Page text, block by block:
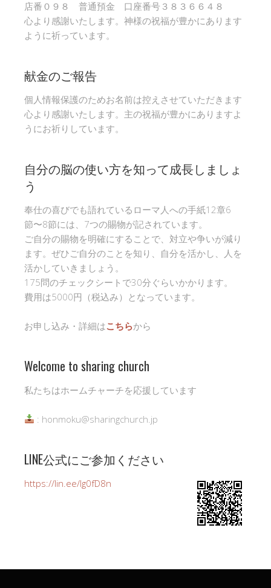
店番０９８ 普通預金 口座番号３８３６６４８
心より感謝いたします。神様の祝福が豊かにあります
ように祈っています。
献金のご報告
個人情報保護のためお名前は控えさせていただきます
心より感謝いたします。主の祝福が豊かにありますよ
うにお祈りしています。
自分の脳の使い方を知って成長しましょ
う
奉仕の喜びでも語れているローマ人への手紙12章6
節〜8節には、7つの賜物が記されています。
ご自分の賜物を明確にすることで、対立や争いが減り
ます。ぜひご自分のことを知り、自分を活かし、人を
活かしていきましょう。
175問のチェックシートで30分ぐらいかかります。
費用は5000円（税込み）となっています。
お申し込み・詳細はこちらから
Welcome to sharing church
私たちはホームチャーチを応援しています
: honmoku@sharingchurch.jp
LINE公式にご参加ください
https://lin.ee/Ig0fD8n